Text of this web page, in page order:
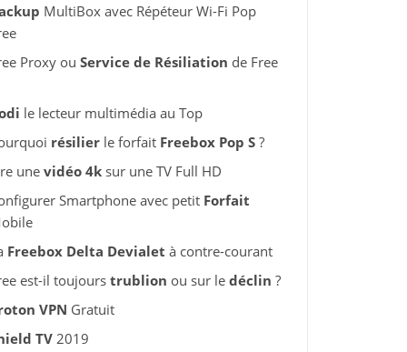
MultiBox avec Répéteur Wi-Fi Pop
Proxy ou Service de Résiliation de Free
le lecteur multimédia au Top
résilierle forfait Freebox Pop S?
unevidéo 4ksur une TV Full HD
Smartphone avec petit Forfait
Freebox Delta Devialet à contre-courant
est-il toujours trublion ou sur le déclin ?
VPN Gratuit
TV2019